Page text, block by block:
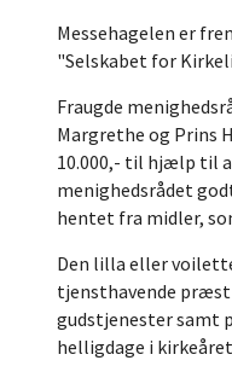
Messehagelen er
"Selskabet for
Fraugde
Margrethe og Prins
10.000,- til hjælp til
menighedsrådet
hentet fra midler,
Den lilla eller
tjensthavende
gudstjenester samt
helligdage i